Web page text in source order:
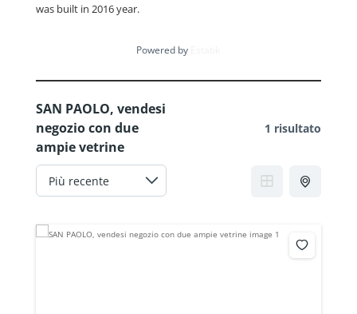
was built in 2016 year.
Powered by
SAN PAOLO, vendesi
negozio con due
ampie vetrine
1 risultato